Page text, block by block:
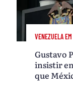
VENEZUELA
Gustavo
insistir
que